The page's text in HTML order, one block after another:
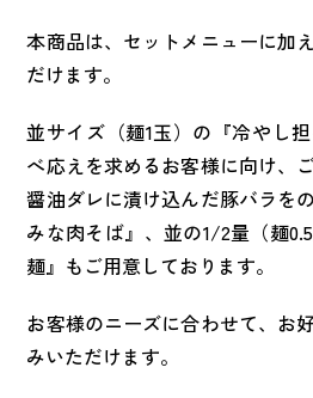
本商品は、セットメニューに加
だけます。
並サイズ（麺1玉）の『冷やし
べ応えを求めるお客様に向け、
醤油ダレに漬け込んだ豚バラを
みな肉そば』、並の1/2量（麺
麺』もご用意しております。
お客様のニーズに合わせて、お
みいただけます。